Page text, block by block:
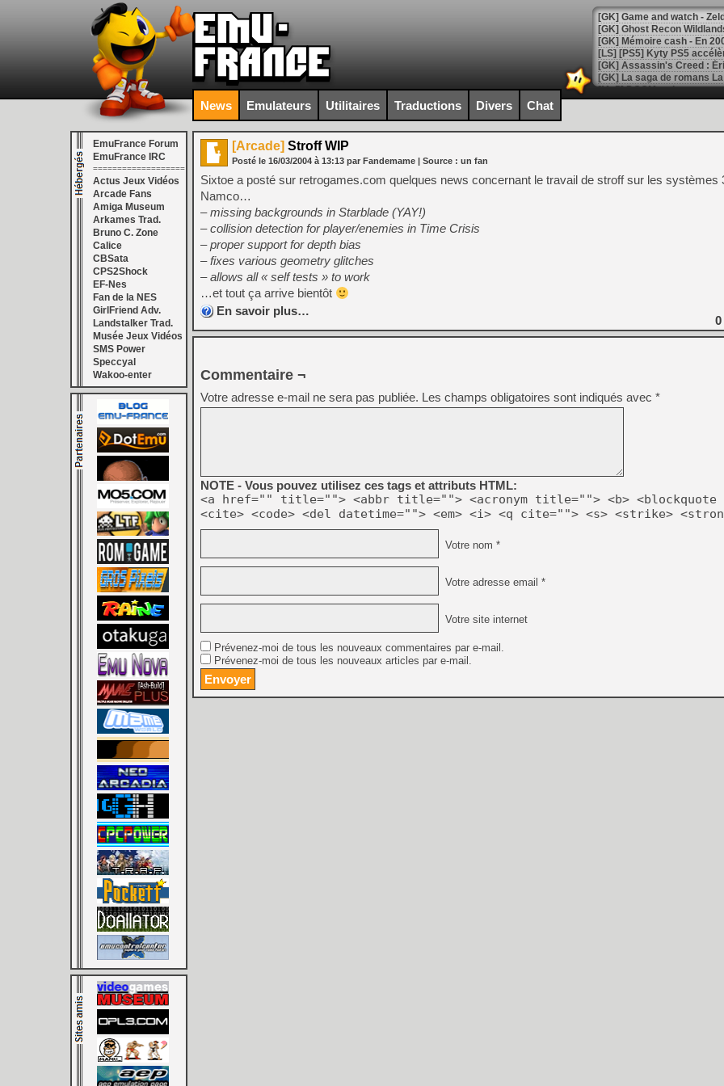
[Mo5] DOOM arrive en
[GK] Bethesda fête les 30
[GK] Roblox : l'action en
[GK] Agenda - GeForce
[GK] Devolver Digital en a
[LS] [PS5] ps5-y2jb-
[GK] Pourquoi Marvel
[GK] Test : Restory : Chill
[GK] GTA 6 : Rockstar
[GK] Hot Wheels Infinite
[GK] Mémoire cash -
[GK] Résultats Nintendo :
[GK] Déjà des
[Mo5] Brickboy cherche à
[GK] Minecraft et ses «
[GK] Beast of
[GK] Ubisoft : fin de partie
[GK] Mémoire cash -
[GK] Dan Houser (GTA)
[GK] Comment EA Sports
[GK] Crimson Moon : un
[GK] Isle of Reveries : le
[GK] Moonlighter 2 : The
[GK] Capcom relance
[Mo5] Deux inédits du
[GK] Le beat'em up The
[GK] Endless Legend 2 :
[LS] [PS5] Premiers
News Emulateurs Utilitaires Traductions Divers Chat
EmuFrance Forum
EmuFrance IRC
===================
Actus Jeux Vidéos
Arcade Fans
Amiga Museum
Arkames Trad.
Bruno C. Zone
Calice
CBSata
CPS2Shock
EF-Nes
Fan de la NES
GirlFriend Adv.
Landstalker Trad.
Musée Jeux Vidéos
SMS Power
Speccyal
Wakoo-enter
[Arcade] Stroff WIP
Posté le 16/03/2004 à 13:13 par Fandemame | Source : un fan
Sixtoe a posté sur retrogames.com quelques news concernant le travail de stroff sur les systèmes
Namco…
– missing backgrounds in Starblade (YAY!)
– collision detection for player/enemies in Time Crisis
– proper support for depth bias
– fixes various geometry glitches
– allows all « self tests » to work
…et tout ça arrive bientôt
En savoir plus…
0
Commentaire ¬
Votre adresse e-mail ne sera pas publiée. Les champs obligatoires sont indiqués avec *
NOTE - Vous pouvez utilisez ces tags et attributs HTML:
<a href="" title=""> <abbr title=""> <acronym title=""> <b> <blockquote
<cite> <code> <del datetime=""> <em> <i> <q cite=""> <s> <strike>
Votre nom *
Votre adresse email *
Votre site internet
Prévenez-moi de tous les nouveaux commentaires par e-mail.
Prévenez-moi de tous les nouveaux articles par e-mail.